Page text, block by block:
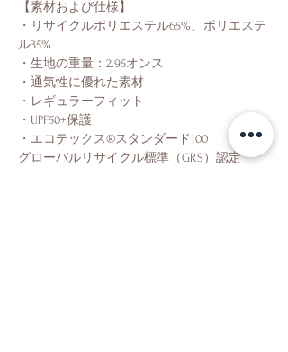
【素材および仕様】
・リサイクルポリエステル65%、ポリエステ
ル35%
・生地の重量：2.95オンス
・通気性に優れた素材
・レギュラーフィット
・UPF50+保護
・エコテックス®スタンダード100
グローバルリサイクル標準（GRS）認定